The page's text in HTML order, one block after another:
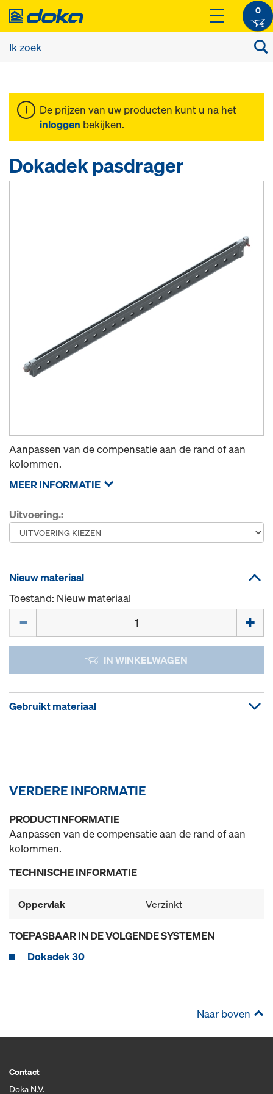
0
De prijzen van uw producten kunt u na het
inloggen bekijken.
Dokadek pasdrager
Aanpassen van de compensatie aan de rand of aan
kolommen.
MEER INFORMATIE
Uitvoering.:
Nieuw materiaal
Toestand: Nieuw materiaal
IN WINKELWAGEN
Gebruikt materiaal
VERDERE INFORMATIE
PRODUCTINFORMATIE
Aanpassen van de compensatie aan de rand of aan
kolommen.
TECHNISCHE INFORMATIE
Oppervlak Verzinkt
TOEPASBAAR IN DE VOLGENDE SYSTEMEN
Dokadek 30
Naar boven
Contact
Doka N.V.